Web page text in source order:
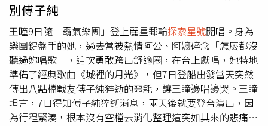
加碼送假日入住不加價券。圓山大飯店：夏季旅展祭出超值
優惠3.6折起！住宿首推「平日住宿通用券」4,999元，可入
住高級客房或加碼升等天際套房；全新改裝的「金龍客房住
宿券」也首度以4.7折、每張7,777元限量登場。餐飲方面，
松鶴自助午晚餐與下午茶券7.5折起，並享買10送1快閃優
惠；金龍餐廳推出經典片皮鴨五吃5,980元及早茶雙饗券
1,299元；圓苑餐廳與圓山牛排館也分別主打經典四人分享
餐及海陸雙人套餐券3,880元，現場還有抽獎與滿額好康。
別傅子純
王瞳9日隨「霸氣樂團」登上麗星郵輪探索星號開唱。身為
樂團鍵盤手的她，過去常被熱情阿公、阿嬤碎念「怎麼都沒
聽過妳唱歌」，這次勇敢跨出舒適圈，在台上獻唱，她特地
準備了經典歌曲《城裡的月光》，但7日登船出發當天突然
傳出八點檔戰友傅子純猝逝的噩耗，讓王瞳邊唱邊哭。王瞳
坦言，7日得知傅子純猝逝消息，兩天後就要登台演出，因
為行程緊湊，根本沒有空檔去消化整理這突如其來的悲痛，